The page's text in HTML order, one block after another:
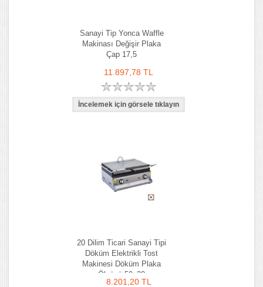
Sanayi Tip Yonca Waffle
Makinası Değişir Plaka
Çap 17,5
11.897,78 TL
20 Dilim Ticari Sanayi Tipi
Döküm Elektrikli Tost
Makinesi Döküm Plaka
Ölçüsü 50x30
8.201,20 TL